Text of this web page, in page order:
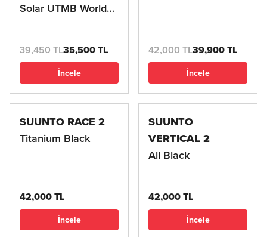
Solar UTMB World
39,450 TL35,500 TL
İncele
42,000 TL39,900 TL
İncele
SUUNTO RACE 2
Titanium Black
42,000 TL
İncele
SUUNTO
VERTICAL 2
All Black
42,000 TL
İncele